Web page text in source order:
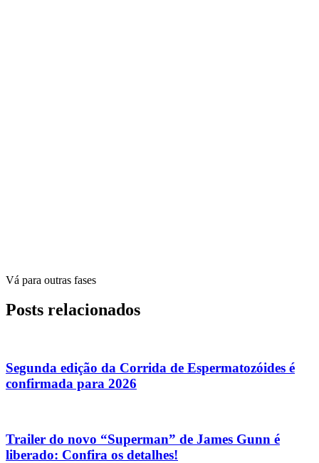
Vá para outras fases
Posts relacionados
Segunda edição da Corrida de Espermatozóides é
confirmada para 2026
Trailer do novo “Superman” de James Gunn é
liberado: Confira os detalhes!